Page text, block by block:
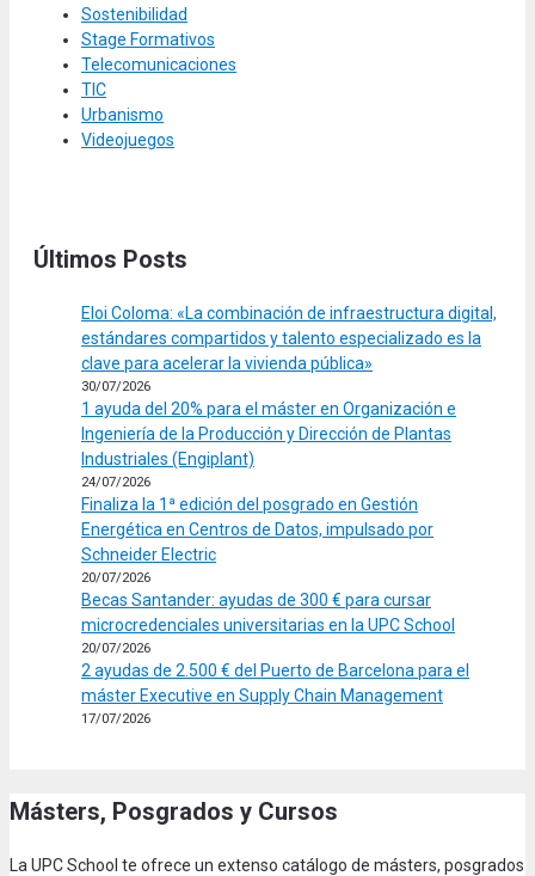
Sostenibilidad
Stage Formativos
Telecomunicaciones
TIC
Urbanismo
Videojuegos
Últimos Posts
Eloi Coloma: «La combinación de infraestructura digital,
estándares compartidos y talento especializado es la
clave para acelerar la vivienda pública»
30/07/2026
1 ayuda del 20% para el máster en Organización e
Ingeniería de la Producción y Dirección de Plantas
Industriales (Engiplant)
24/07/2026
Finaliza la 1ª edición del posgrado en Gestión
Energética en Centros de Datos, impulsado por
Schneider Electric
20/07/2026
Becas Santander: ayudas de 300 € para cursar
microcredenciales universitarias en la UPC School
20/07/2026
2 ayudas de 2.500 € del Puerto de Barcelona para el
máster Executive en Supply Chain Management
17/07/2026
Másters, Posgrados y Cursos
La UPC School te ofrece un extenso catálogo de másters, posgrados